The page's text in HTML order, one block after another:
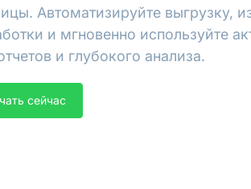
Автоматизируйте выгрузку,
и мгновенно используйте
и глубокого анализа.
сейчас